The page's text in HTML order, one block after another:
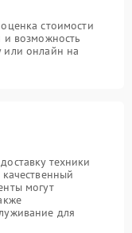
стоимости
и возможность
или онлайн на
техники
могут
для